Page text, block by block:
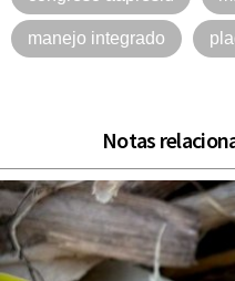
manejo integrado
Notas